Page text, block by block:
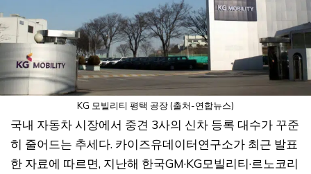
KG 모빌리티 평택 공장 (출처-연합뉴스)
국내 자동차 시장에서 중견 3사의 신차 등록 대수가 꾸준
히 줄어드는 추세다. 카이즈유데이터연구소가 최근 발표
한 자료에 따르면, 지난해 한국GM·KG모빌리티·르노코리